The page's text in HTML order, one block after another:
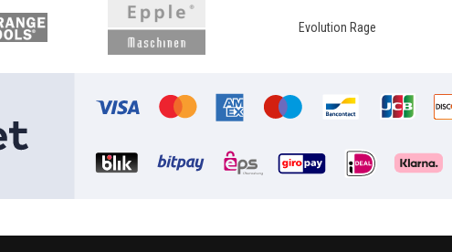
Evolution Rage